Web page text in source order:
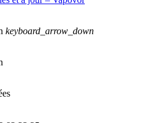
keyboard_arrow_down